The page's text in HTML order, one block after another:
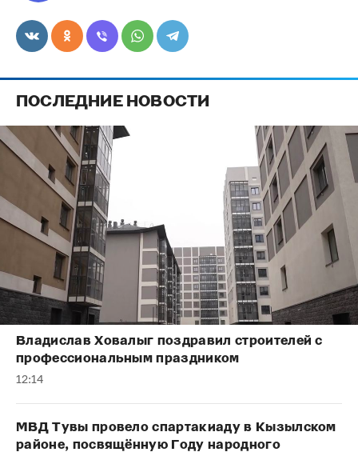
ПОСЛЕДНИЕ НОВОСТИ
Владислав Ховалыг поздравил строителей с
профессиональным праздником
12:14
МВД Тувы провело спартакиаду в Кызылском
районе, посвящённую Году народного